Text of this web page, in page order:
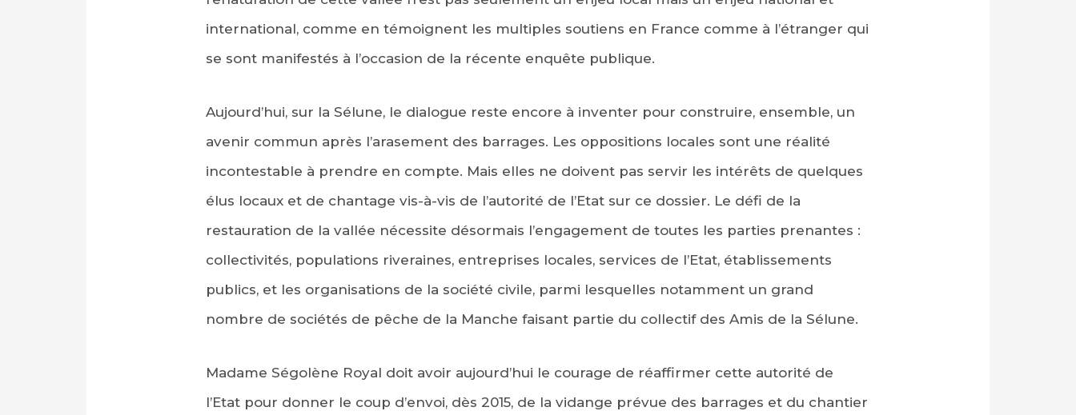
international, comme en témoignent les multiples soutiens en France comme à l’étranger qui
se sont manifestés à l’occasion de la récente enquête publique.
Aujourd’hui, sur la Sélune, le dialogue reste encore à inventer pour construire, ensemble, un
avenir commun après l’arasement des barrages. Les oppositions locales sont une réalité
incontestable à prendre en compte. Mais elles ne doivent pas servir les intérêts de quelques
élus locaux et de chantage vis-à-vis de l’autorité de l’Etat sur ce dossier. Le défi de la
restauration de la vallée nécessite désormais l’engagement de toutes les parties prenantes :
collectivités, populations riveraines, entreprises locales, services de l’Etat, établissements
publics, et les organisations de la société civile, parmi lesquelles notamment un grand
nombre de sociétés de pêche de la Manche faisant partie du collectif des Amis de la Sélune.
Madame Ségolène Royal doit avoir aujourd’hui le courage de réaffirmer cette autorité de
l’Etat pour donner le coup d’envoi, dès 2015, de la vidange prévue des barrages et du chantier